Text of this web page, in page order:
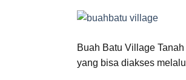
Buah Batu Village
yang bisa diakses